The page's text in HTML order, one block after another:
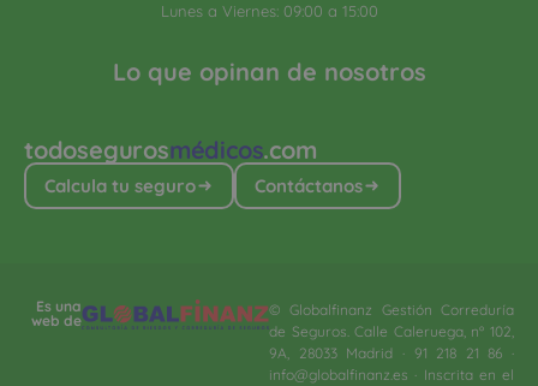
todosegurosmédicos.com
Calcula tu seguro Contáctanos
Lo que opinan de nosotros
Lunes a Viernes: 09:00 a 15:00
Es una
web de
© Globalfinanz Gestión Correduría
de Seguros. Calle Caleruega, nº 102,
9A, 28033 Madrid · 91 218 21 86 ·
info@globalfinanz.es · Inscrita en el